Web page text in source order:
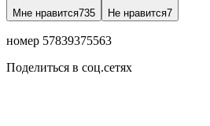
Мне нравится735 Не нравится7
номер 57839375563
Поделиться в соц.сетях